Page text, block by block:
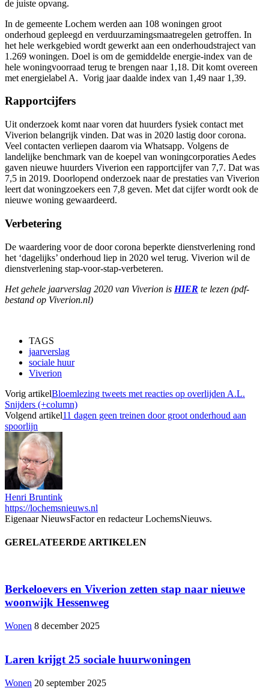
de juiste opvang.
In de gemeente Lochem werden aan 108 woningen groot
onderhoud gepleegd en verduurzamingsmaatregelen getroffen. In
het hele werkgebied wordt gewerkt aan een onderhoudstraject van
1.269 woningen. Doel is om de gemiddelde energie-index van de
hele woningvoorraad terug te brengen naar 1,18. Dit komt overeen
met energielabel A. Vorig jaar daalde index van 1,49 naar 1,39.
Rapportcijfers
Uit onderzoek komt naar voren dat huurders fysiek contact met
Viverion belangrijk vinden. Dat was in 2020 lastig door corona.
Veel contacten verliepen daarom via Whatsapp. Volgens de
landelijke benchmark van de koepel van woningcorporaties Aedes
gaven nieuwe huurders Viverion een rapportcijfer van 7,7. Dat was
7,5 in 2019. Doorlopend onderzoek naar de prestaties van Viverion
leert dat woningzoekers een 7,8 geven. Met dat cijfer wordt ook de
nieuwe woning gewaardeerd.
Verbetering
De waardering voor de door corona beperkte dienstverlening rond
het ‘dagelijks’ onderhoud liep in 2020 wel terug. Viverion wil de
dienstverlening stap-voor-stap-verbeteren.
Het gehele jaarverslag 2020 van Viverion is HIER te lezen (pdf-
bestand op Viverion.nl)
TAGS
jaarverslag
sociale huur
Viverion
Vorig artikelBloemlezing tweets met reacties op overlijden A.L.
Snijders (+column)
Volgend artikel11 dagen geen treinen door groot onderhoud aan
spoorlijn
Henri Bruntink
https://lochemsnieuws.nl
Eigenaar NieuwsFactor en redacteur LochemsNieuws.
GERELATEERDE ARTIKELEN
Berkeloevers en Viverion zetten stap naar nieuwe
woonwijk Hessenweg
Wonen 8 december 2025
Laren krijgt 25 sociale huurwoningen
Wonen 20 september 2025